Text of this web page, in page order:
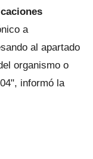
a
al apartado
organismo o
informó la